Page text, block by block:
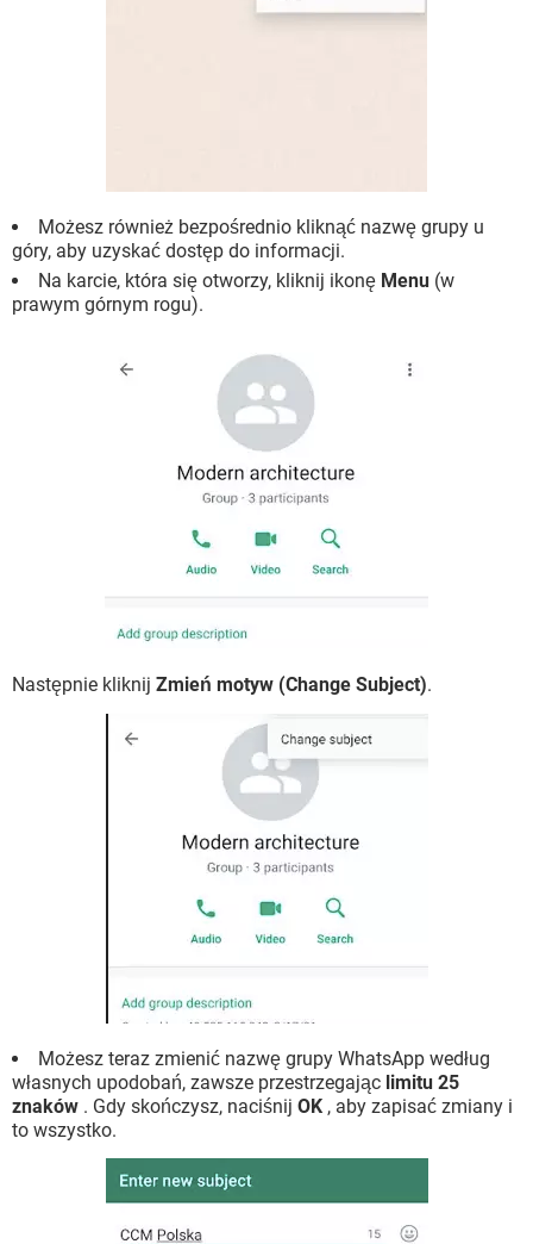
Możesz również bezpośrednio kliknąć nazwę grupy u
góry, aby uzyskać dostęp do informacji.
Na karcie, która się otworzy, kliknij ikonę Menu (w
prawym górnym rogu).
Następnie kliknij Zmień motyw (Change Subject).
Możesz teraz zmienić nazwę grupy WhatsApp według
własnych upodobań, zawsze przestrzegając limitu 25
znaków . Gdy skończysz, naciśnij OK , aby zapisać zmiany i
to wszystko.